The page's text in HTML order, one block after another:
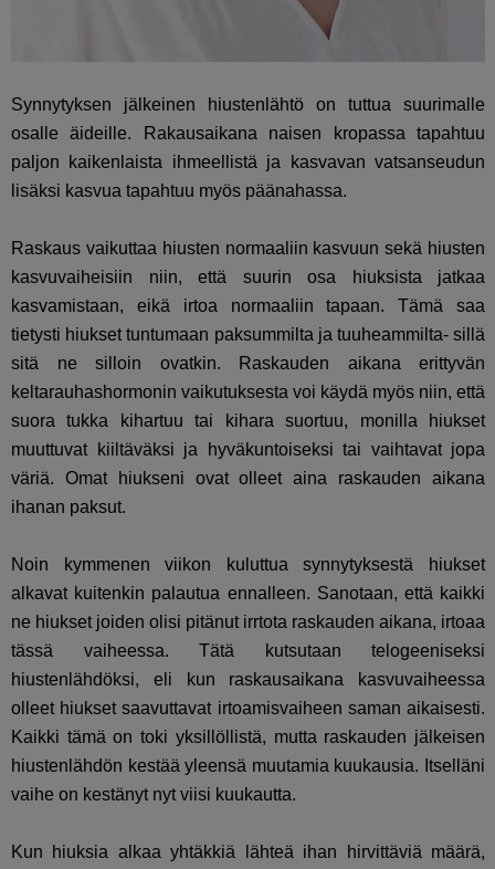
Synnytyksen jälkeinen hiustenlähtö on tuttua suurimalle
osalle äideille. Rakausaikana naisen kropassa tapahtuu
paljon kaikenlaista ihmeellistä ja kasvavan vatsanseudun
lisäksi kasvua tapahtuu myös päänahassa.
Raskaus vaikuttaa hiusten normaaliin kasvuun sekä hiusten
kasvuvaiheisiin niin, että suurin osa hiuksista jatkaa
kasvamistaan, eikä irtoa normaaliin tapaan. Tämä saa
tietysti hiukset tuntumaan paksummilta ja tuuheammilta- sillä
sitä ne silloin ovatkin. Raskauden aikana erittyvän
keltarauhashormonin vaikutuksesta voi käydä myös niin, että
suora tukka kihartuu tai kihara suortuu, monilla hiukset
muuttuvat kiiltäväksi ja hyväkuntoiseksi tai vaihtavat jopa
väriä. Omat hiukseni ovat olleet aina raskauden aikana
ihanan paksut.
Noin kymmenen viikon kuluttua synnytyksestä hiukset
alkavat kuitenkin palautua ennalleen. Sanotaan, että kaikki
ne hiukset joiden olisi pitänut irrtota raskauden aikana, irtoaa
tässä vaiheessa. Tätä kutsutaan telogeeniseksi
hiustenlähdöksi, eli kun raskausaikana kasvuvaiheessa
olleet hiukset saavuttavat irtoamisvaiheen saman aikaisesti.
Kaikki tämä on toki yksillöllistä, mutta raskauden jälkeisen
hiustenlähdön kestää yleensä muutamia kuukausia. Itselläni
vaihe on kestänyt nyt viisi kuukautta.
Kun hiuksia alkaa yhtäkkiä lähteä ihan hirvittäviä määrä,